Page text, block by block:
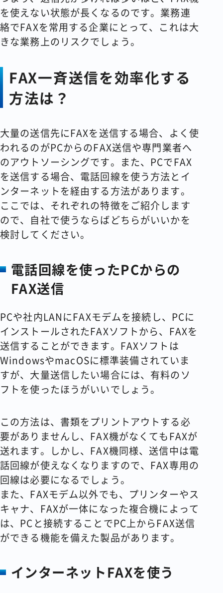
を使えない状態が長くなるのです。業務連
絡でFAXを常用する企業にとって、これは大
きな業務上のリスクでしょう。
FAX一斉送信を効率化する
方法は？
大量の送信先にFAXを送信する場合、よく使
われるのがPCからのFAX送信や専門業者へ
のアウトソーシングです。また、PCでFAX
を送信する場合、電話回線を使う方法とイ
ンターネットを経由する方法があります。
ここでは、それぞれの特徴をご紹介します
ので、自社で使うならばどちらがいいかを
検討してください。
電話回線を使ったPCからの
FAX送信
PCや社内LANにFAXモデムを接続し、PCに
インストールされたFAXソフトから、FAXを
送信することができます。FAXソフトは
WindowsやmacOSに標準装備されていま
すが、大量送信したい場合には、有料のソ
フトを使ったほうがいいでしょう。
この方法は、書類をプリントアウトする必
要がありませんし、FAX機がなくてもFAXが
送れます。しかし、FAX機同様、送信中は電
話回線が使えなくなりますので、FAX専用の
回線は必要になるでしょう。
また、FAXモデム以外でも、プリンターやス
キャナ、FAXが一体になった複合機によって
は、PCと接続することでPC上からFAX送信
ができる機能を備えた製品があります。
インターネットFAXを使う